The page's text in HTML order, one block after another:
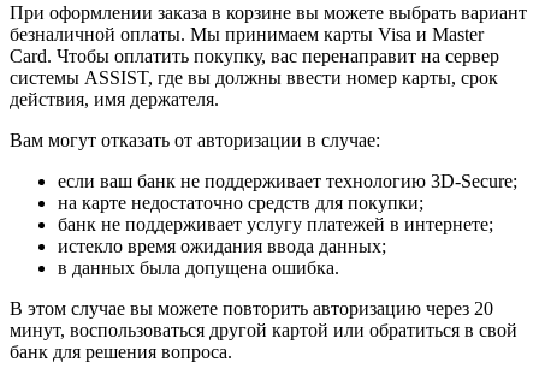
При оформлении заказа в корзине вы можете выбрать вариант
безналичной оплаты. Мы принимаем карты Visa и Master
Card. Чтобы оплатить покупку, вас перенаправит на сервер
системы ASSIST, где вы должны ввести номер карты, срок
действия, имя держателя.
Вам могут отказать от авторизации в случае:
если ваш банк не поддерживает технологию 3D-Secure;
на карте недостаточно средств для покупки;
банк не поддерживает услугу платежей в интернете;
истекло время ожидания ввода данных;
в данных была допущена ошибка.
В этом случае вы можете повторить авторизацию через 20
минут, воспользоваться другой картой или обратиться в свой
банк для решения вопроса.